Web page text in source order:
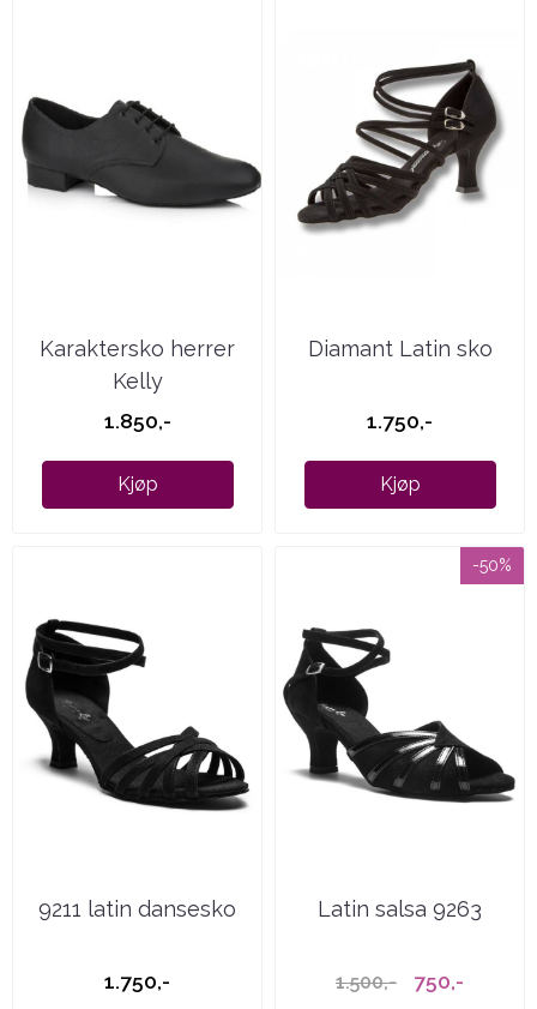
Karaktersko herrer
Kelly
1.850,-
Kjøp
Diamant Latin sko
1.750,-
Kjøp
9211 latin dansesko
1.750,-
-50%
Latin salsa 9263
1.500,- 750,-